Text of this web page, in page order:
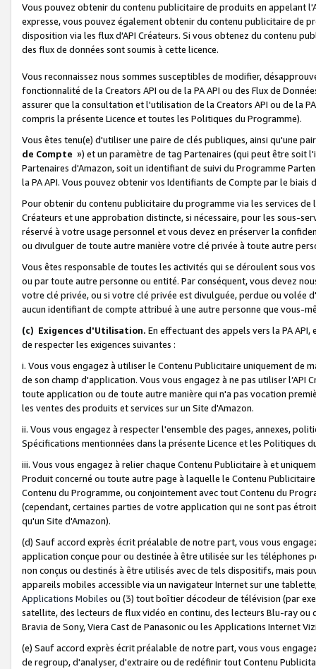
Vous pouvez obtenir du contenu publicitaire de produits en appelant
expresse, vous pouvez également obtenir du contenu publicitaire de
disposition via les flux d'API Créateurs. Si vous obtenez du contenu
des flux de données sont soumis à cette licence.
Vous reconnaissez nous sommes susceptibles de modifier,
fonctionnalité de la Creators API ou de la PA API ou des Flux de
assurer que la consultation et l'utilisation de la Creators API ou de la
compris la présente Licence et toutes les Politiques du Programme).
Vous êtes tenu(e) d'utiliser une paire de clés publiques, ainsi qu'une
de Compte ») et un paramètre de tag Partenaires (qui peut être soit
Partenaires d'Amazon, soit un identifiant de suivi du Programme
la PA API. Vous pouvez obtenir vos Identifiants de Compte par le biais
Pour obtenir du contenu publicitaire du programme via les services
Créateurs et une approbation distincte, si nécessaire, pour les sous-
réservé à votre usage personnel et vous devez en préserver la
ou divulguer de toute autre manière votre clé privée à toute autre
Vous êtes responsable de toutes les activités qui se déroulent sous
ou par toute autre personne ou entité. Par conséquent, vous devez
votre clé privée, ou si votre clé privée est divulguée, perdue ou volée
aucun identifiant de compte attribué à une autre personne que vous-
(c) Exigences d'Utilisation. En effectuant des appels vers la PA
de respecter les exigences suivantes :
i. Vous vous engagez à utiliser le Contenu Publicitaire uniquement de
de son champ d'application. Vous vous engagez à ne pas utiliser l’API
toute application ou de toute autre manière qui n'a pas vocation
les ventes des produits et services sur un Site d'Amazon.
ii. Vous vous engagez à respecter l'ensemble des pages, annexes,
Spécifications mentionnées dans la présente Licence et les Politiques
iii. Vous vous engagez à relier chaque Contenu Publicitaire à et
Produit concerné ou toute autre page à laquelle le Contenu
Contenu du Programme, ou conjointement avec tout Contenu du
(cependant, certaines parties de votre application qui ne sont pas
qu'un Site d'Amazon).
(d) Sauf accord exprès écrit préalable de notre part, vous vous
application conçue pour ou destinée à être utilisée sur les téléphones
non conçus ou destinés à être utilisés avec de tels dispositifs, mais
appareils mobiles accessible via un navigateur Internet sur une
Applications Mobiles ou (3) tout boîtier décodeur de télévision (par
satellite, des lecteurs de flux vidéo en continu, des lecteurs Blu-ray
Bravia de Sony, Viera Cast de Panasonic ou les Applications Internet
(e) Sauf accord exprès écrit préalable de notre part, vous vous
de regroup, d'analyser, d'extraire ou de redéfinir tout Contenu